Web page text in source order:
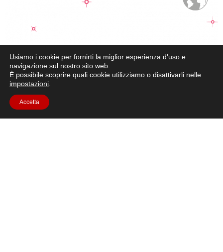
Usiamo i cookie per fornirti la miglior esperienza d'uso e
navigazione sul nostro sito web.
È possibile scoprire quali cookie utilizziamo o disattivarli nelle
impostazioni
Accetta